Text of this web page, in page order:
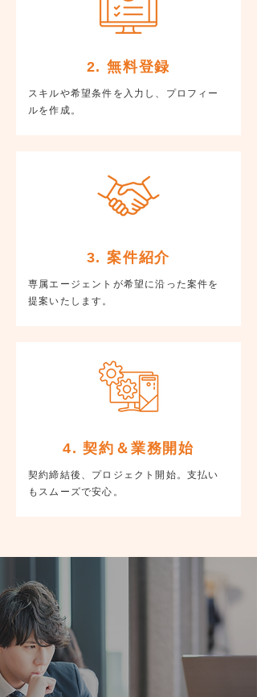
2. 無料登録
スキルや希望条件を入力し、プロフィー
ルを作成。
3. 案件紹介
専属エージェントが希望に沿った案件を
提案いたします。
4. 契約＆業務開始
契約締結後、プロジェクト開始。支払い
もスムーズで安心。
エンジニア求人についてのご相談は
お気軽にご連絡ください。
あなたのキャリアに、妥協はいらない。
成長も、収入も、働く環境も、
すべての理想を叶える選択を。